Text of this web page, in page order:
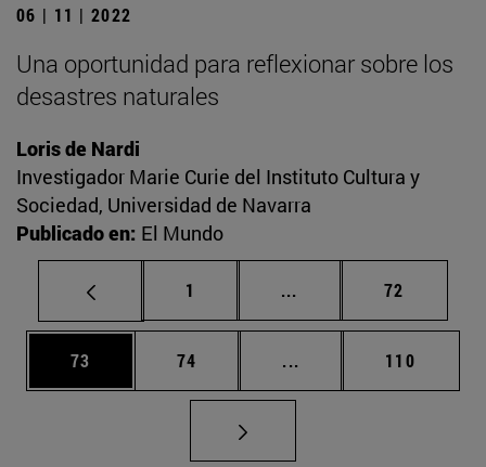
06 | 11 | 2022
Una oportunidad para reflexionar sobre los
desastres naturales
Loris de Nardi
Investigador Marie Curie del Instituto Cultura y
Sociedad, Universidad de Navarra
Publicado en: El Mundo
Página
1 ... Páginas intermedias
Página
72
Página
73 Página
74 ... Páginas intermedias
Página
110